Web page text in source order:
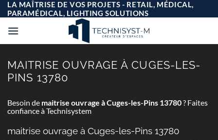
Passer
au
contenu
LA MAÎTRISE DE VOS PROJETS - RETAIL, MÉDICAL,
PARAMÉDICAL, LIGHTING SOLUTIONS
MAITRISE OUVRAGE À CUGES-LES-
PINS 13780
Besoin de maitrise ouvrage à Cuges-les-Pins 13780? Faites
confiance à Technisystem
maitrise ouvrage à Cuges-les-Pins 13780